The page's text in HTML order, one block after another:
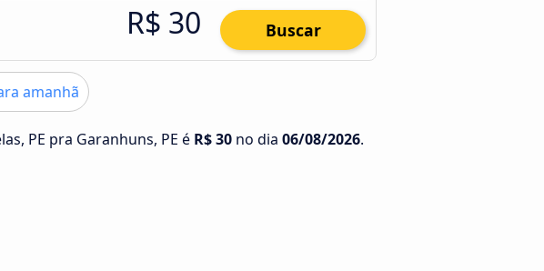
R$ 30 Buscar
amanhã
PE pra Garanhuns, PE é R$ 30 no dia 06/08/2026.